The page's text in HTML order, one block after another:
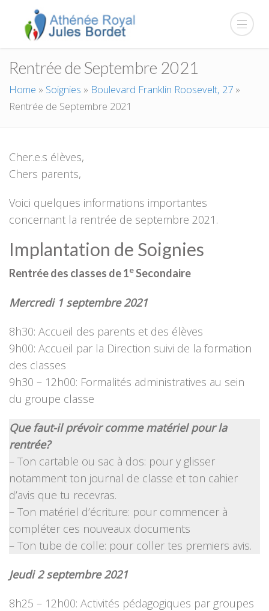
Rentrée de Septembre 2021
Home » Soignies » Boulevard Franklin Roosevelt, 27 »
Rentrée de Septembre 2021
Cher.e.s élèves,
Chers parents,
Voici quelques informations importantes
concernant la rentrée de septembre 2021.
Implantation de Soignies
Rentrée des classes de 1eSecondaire
Mercredi 1 septembre 2021
8h30: Accueil des parents et des élèves
9h00: Accueil par la Direction suivi de la formation
des classes
9h30 – 12h00: Formalités administratives au sein
du groupe classe
Que faut-il prévoir comme matériel pour la
rentrée?
– Ton cartable ou sac à dos: pour y glisser
notamment ton journal de classe et ton cahier
d’avis que tu recevras.
– Ton matériel d’écriture: pour commencer à
compléter ces nouveaux documents
– Ton tube de colle: pour coller tes premiers avis.
Jeudi 2 septembre 2021
8h25 – 12h00: Activités pédagogiques par groupes